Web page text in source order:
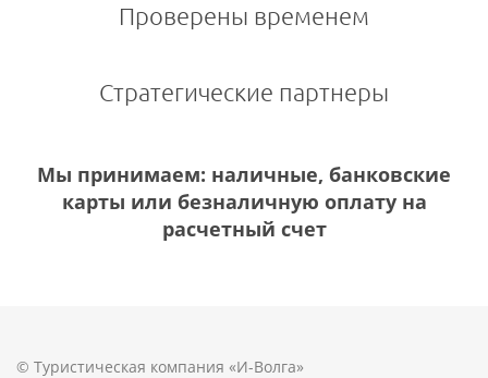
Проверены временем
Стратегические партнеры
Мы принимаем: наличные, банковские
карты или безналичную оплату на
расчетный счет
© Туристическая компания «И-Волга»